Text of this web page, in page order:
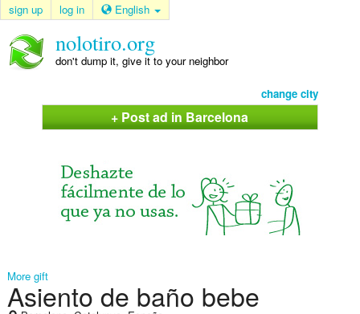
sign up log in English
nolotiro.org
don't dump it, give it to your neighbor
change city
+ Post ad in Barcelona
More gift
Asiento de baño bebe